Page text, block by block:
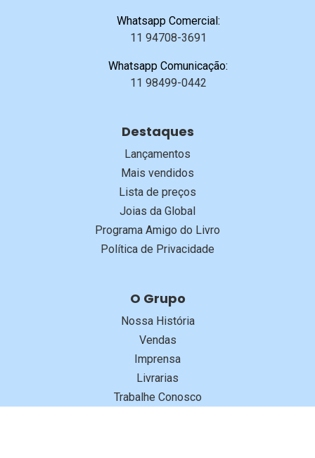
Whatsapp Comercial:
11 94708-3691
Whatsapp Comunicação:
11 98499-0442
Destaques
Lançamentos
Mais vendidos
Lista de preços
Joias da Global
Programa Amigo do Livro
Política de Privacidade
O Grupo
Nossa História
Vendas
Imprensa
Livrarias
Trabalhe Conosco